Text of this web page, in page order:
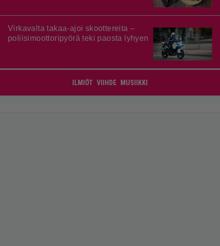
Virkavalta takaa-ajoi skoottereita –
poliisimoottoripyörä teki paosta lyhyen
ILMIÖT VIIHDE MUSIIKKI